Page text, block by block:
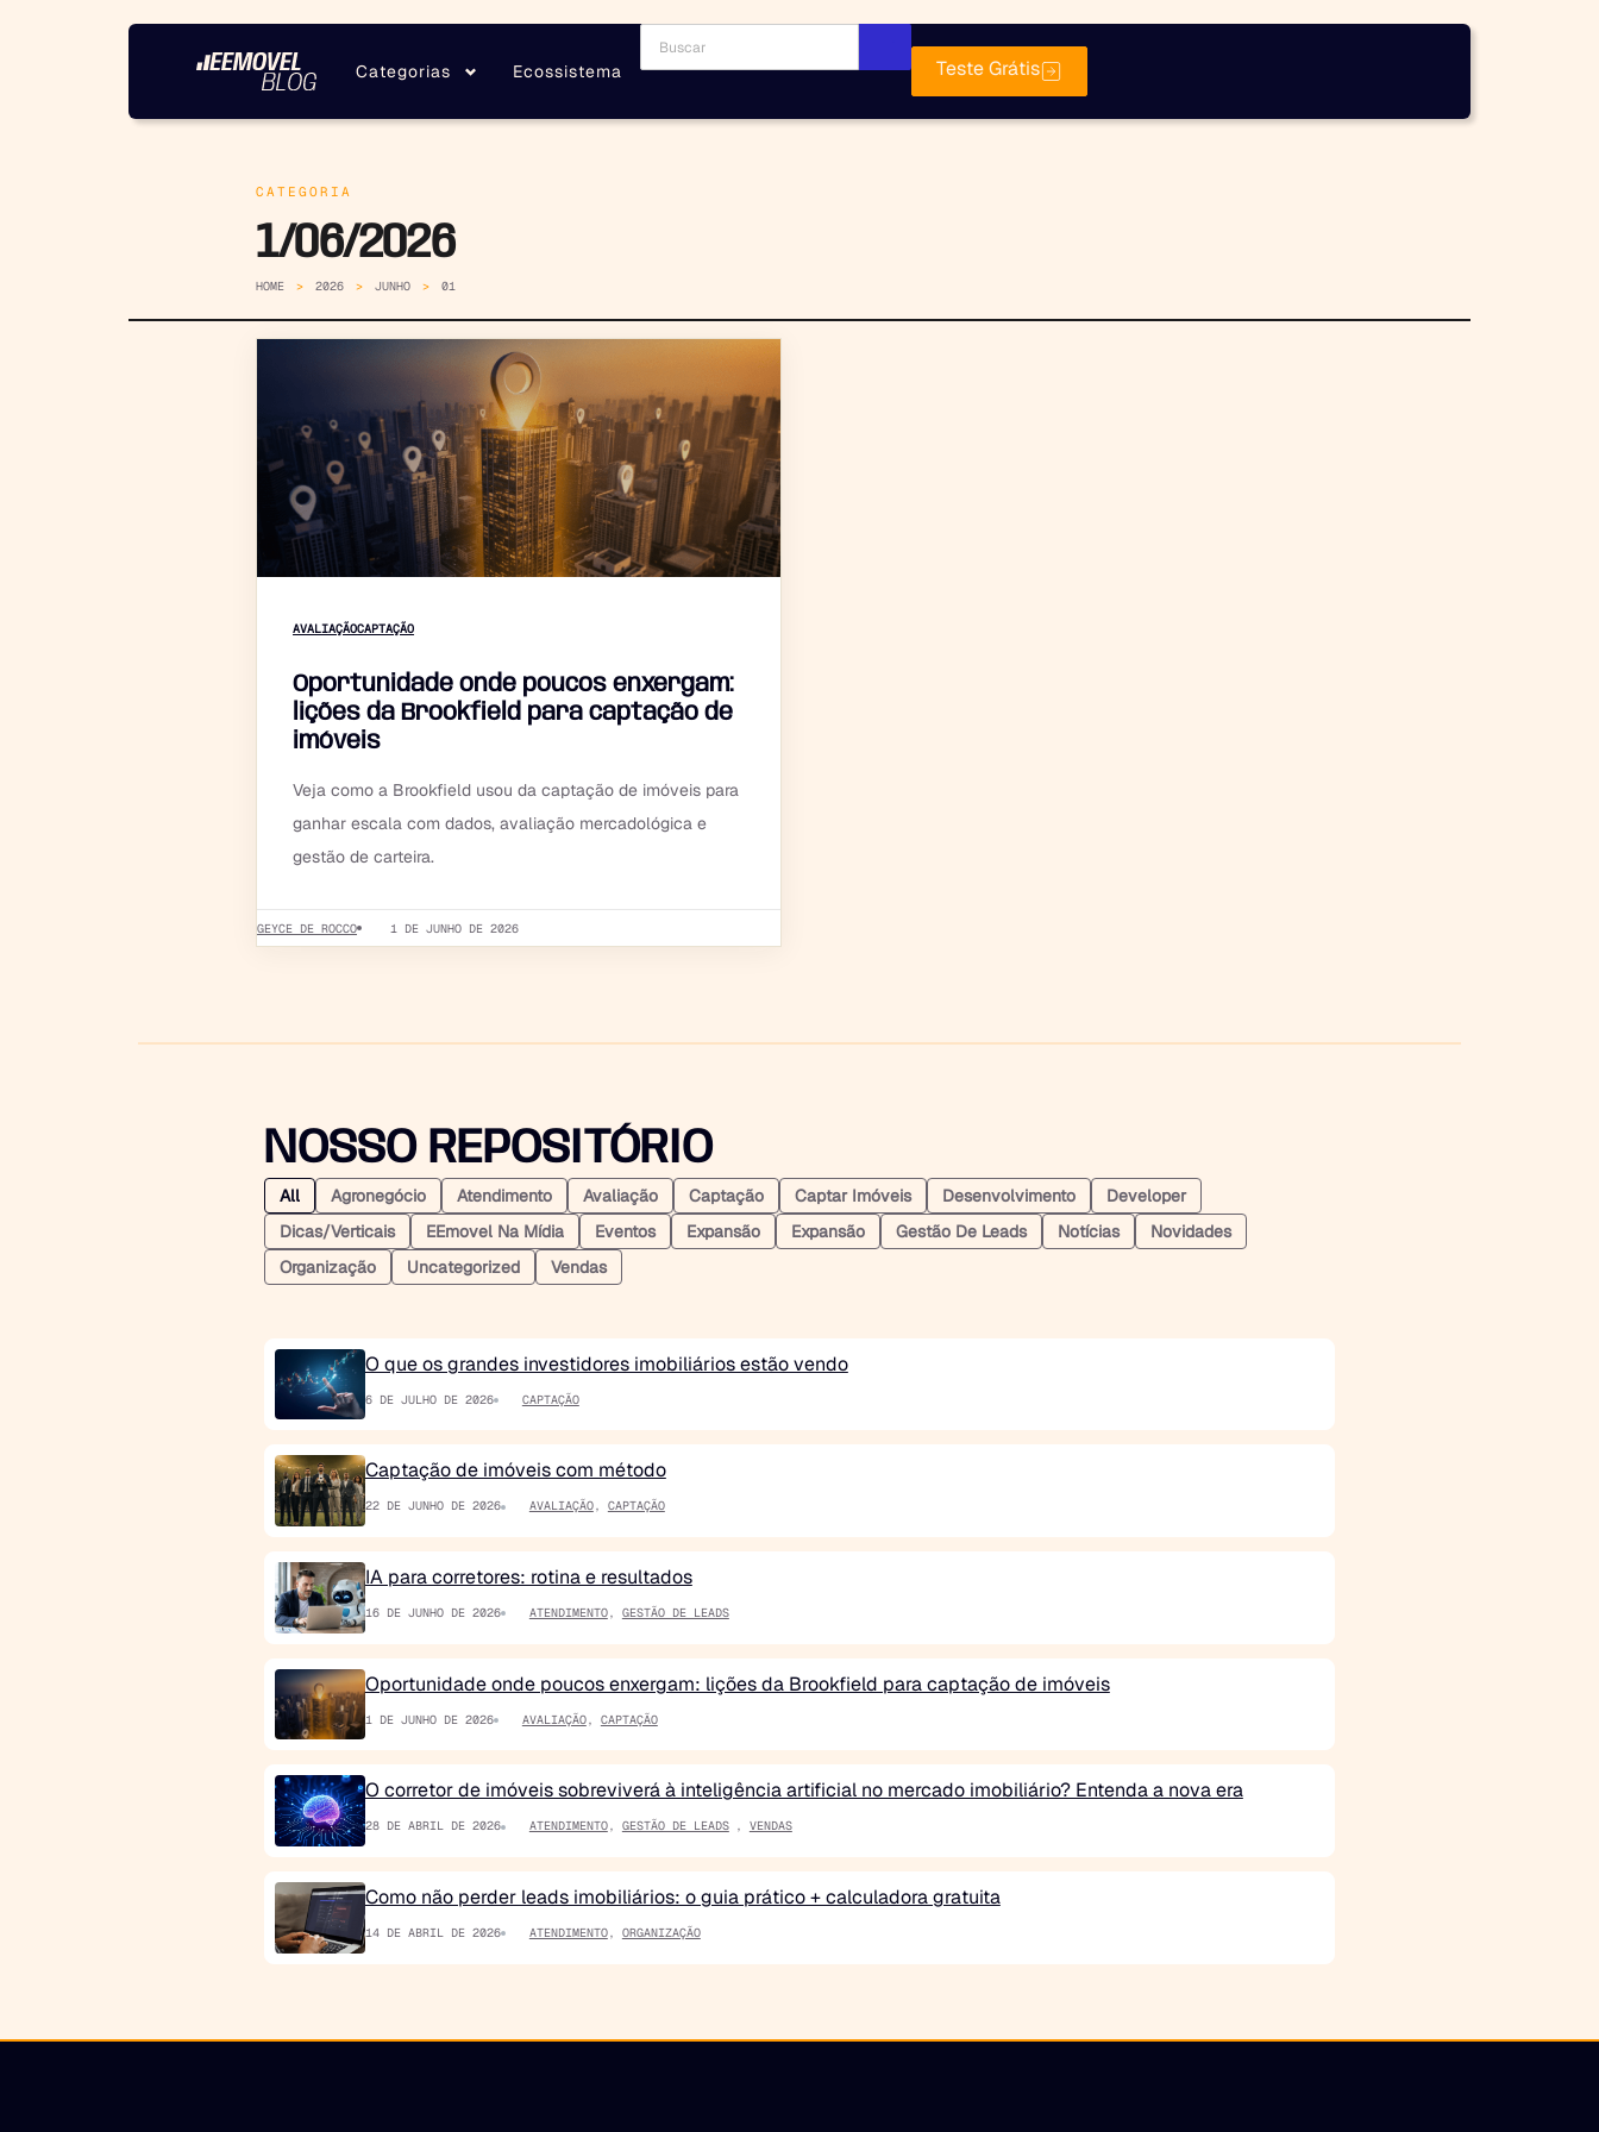
Categorias Ecossistema Teste Grátis
CATEGORIA
1/06/2026
HOME 2026 JUNHO 01
AVALIAÇÃOCAPTAÇÃO
Oportunidade onde poucos enxergam:
lições da Brookfield para captação de
imóveis
Veja como a Brookfield usou da captação de imóveis para
ganhar escala com dados, avaliação mercadológica e
gestão de carteira.
GEYCE DE ROCCO 1 DE JUNHO DE 2026
NOSSO REPOSITÓRIO
All Agronegócio Atendimento Avaliação Captação Captar Imóveis Desenvolvimento
Developer
Dicas/verticais
EEmovel Na Mídia Eventos Expansão Expansão Gestão De Leads Notícias
Novidades
Organização
Uncategorized Vendas
O que os grandes investidores imobiliários estão vendo
6 DE JULHO DE 2026 CAPTAÇÃO
Captação de imóveis com método
22 DE JUNHO DE 2026 AVALIAÇÃO, CAPTAÇÃO
IA para corretores: rotina e resultados
16 DE JUNHO DE 2026 ATENDIMENTO, GESTÃO DE LEADS
Oportunidade onde poucos enxergam: lições da Brookfield para captação de imóveis
1 DE JUNHO DE 2026 AVALIAÇÃO, CAPTAÇÃO
O corretor de imóveis sobreviverá à inteligência artificial no mercado imobiliário? Entenda a nova era
28 DE ABRIL DE 2026 ATENDIMENTO, GESTÃO DE LEADS , VENDAS
Como não perder leads imobiliários: o guia prático + calculadora gratuita
14 DE ABRIL DE 2026 ATENDIMENTO, ORGANIZAÇÃO